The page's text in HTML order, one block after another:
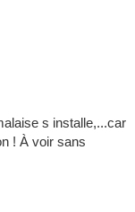
s installe,...car
! À voir sans